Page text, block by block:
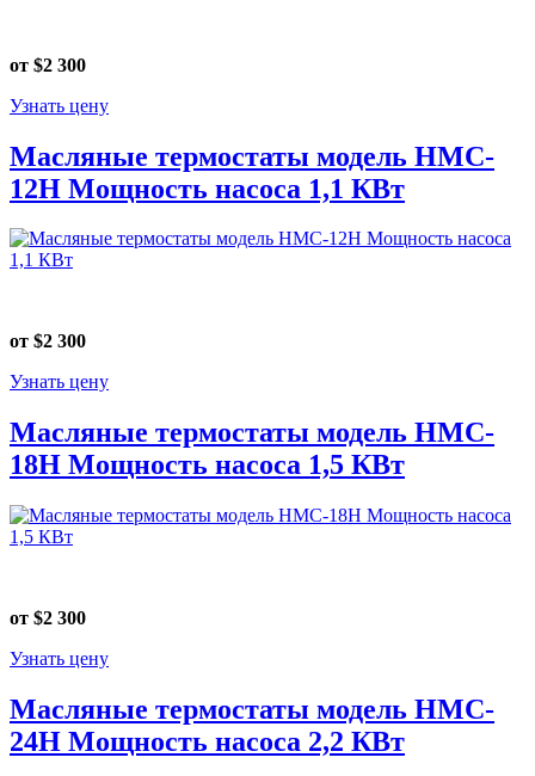
от $2 300
Узнать цену
Масляные термостаты модель HMC-
12Н Мощность насоса 1,1 КВт
от $2 300
Узнать цену
Масляные термостаты модель HMC-
18Н Мощность насоса 1,5 КВт
от $2 300
Узнать цену
Масляные термостаты модель HMC-
24Н Мощность насоса 2,2 КВт